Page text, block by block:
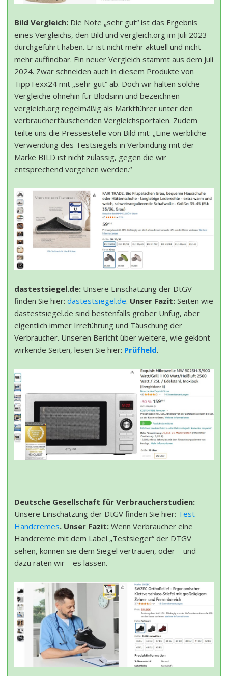
Bild Vergleich: Die Note „sehr gut“ ist das Ergebnis
eines Vergleichs, den Bild und vergleich.org im Juli 2023
durchgeführt haben. Er ist nicht mehr aktuell und nicht
mehr auffindbar. Ein neuer Vergleich stammt aus dem Juli
2024. Zwar schneiden auch in diesem Produkte von
TippTexx24 mit „sehr gut“ ab. Doch wir halten solche
Vergleiche ohnehin für Blödsinn und bezeichnen
vergleich.org regelmäßig als Marktführer unter den
verbrauchertäuschenden Vergleichsportalen. Zudem
teilte uns die Pressestelle von Bild mit: „Eine werbliche
Verwendung des Testsiegels in Verbindung mit der
Marke BILD ist nicht zulässig, gegen die wir
entsprechend vorgehen werden.“
dastestsiegel.de: Unsere Einschätzung der DtGV
finden Sie hier: dastestsiegel.de. Unser Fazit: Seiten wie
dastestsiegel.de sind bestenfalls grober Unfug, aber
eigentlich immer Irreführung und Täuschung der
Verbraucher. Unseren Bericht über weitere, wie geklont
wirkende Seiten, lesen Sie hier: Prüfheld.
Deutsche Gesellschaft für Verbraucherstudien:
Unsere Einschätzung der DtGV finden Sie hier: Test
Handcremes. Unser Fazit: Wenn Verbraucher eine
Handcreme mit dem Label „Testsieger“ der DTGV
sehen, können sie dem Siegel vertrauen, oder – und
dazu raten wir – es lassen.